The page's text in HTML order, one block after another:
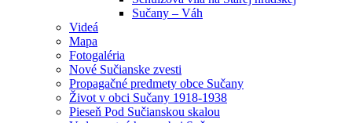
Sučany – Váh
Videá
Mapa
Fotogaléria
Nové Sučianske zvesti
Propagačné predmety obce Sučany
Život v obci Sučany 1918-1938
Pieseň Pod Sučianskou skalou